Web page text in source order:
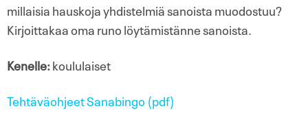
millaisia hauskoja yhdistelmiä sanoista muodostuu?
Kirjoittakaa oma runo löytämistänne sanoista.
Kenelle:koululaiset
Tehtäväohjeet Sanabingo (pdf)